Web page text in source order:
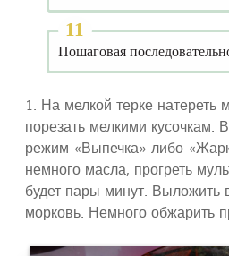
Пошаговая
1. На мелкой терке натереть
порезать мелкими кусочкам.
режим «Выпечка» либо
немного масла, прогреть
будет пары минут. Выложить
морковь. Немного обжарить